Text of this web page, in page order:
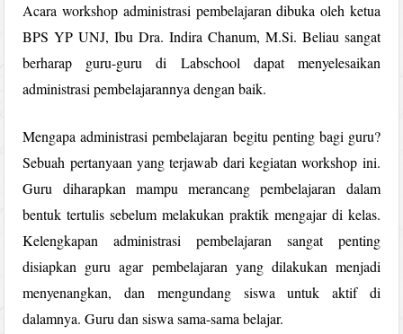
Acara workshop administrasi pembelajaran dibuka oleh ketua
BPS YP UNJ, Ibu Dra. Indira Chanum, M.Si. Beliau sangat
berharap guru-guru di Labschool dapat menyelesaikan
administrasi pembelajarannya dengan baik.
Mengapa administrasi pembelajaran begitu penting bagi guru?
Sebuah pertanyaan yang terjawab dari kegiatan workshop ini.
Guru diharapkan mampu merancang pembelajaran dalam
bentuk tertulis sebelum melakukan praktik mengajar di kelas.
Kelengkapan administrasi pembelajaran sangat penting
disiapkan guru agar pembelajaran yang dilakukan menjadi
menyenangkan, dan mengundang siswa untuk aktif di
dalamnya. Guru dan siswa sama-sama belajar.